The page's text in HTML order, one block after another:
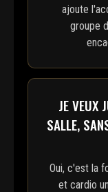
ajoute
groupe
JE VEUX
SALLE,
Oui, c'est la
et cardio